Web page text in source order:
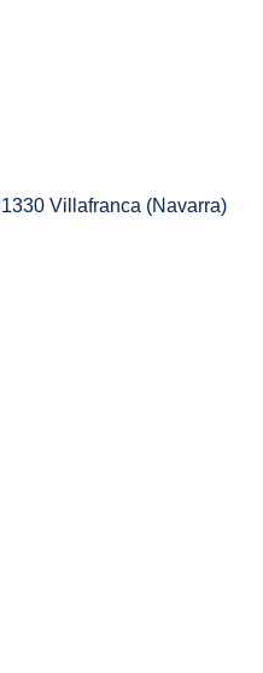
Villafranca (Navarra)